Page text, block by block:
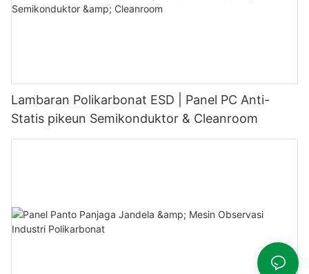
Lambaran Polikarbonat ESD | Panel PC Anti-
Statis pikeun Semikonduktor & Cleanroom